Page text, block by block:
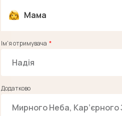
Мама
Ім'я отримувача
Додатково